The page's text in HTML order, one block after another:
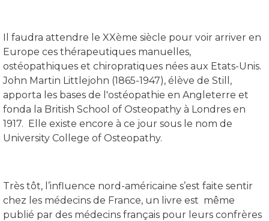
Il faudra attendre le XXème siècle pour voir arriver en
Europe ces thérapeutiques manuelles,
ostéopathiques et chiropratiques nées aux Etats-Unis.
John Martin Littlejohn (1865-1947), élève de Still,
apporta les bases de l'ostéopathie en Angleterre et
fonda la British School of Osteopathy à Londres en
1917. Elle existe encore à ce jour sous le nom de
University College of Osteopathy.
Très tôt, l’influence nord-américaine s’est faite sentir
chez les médecins de France, un livre est même
publié par des médecins français pour leurs confrères